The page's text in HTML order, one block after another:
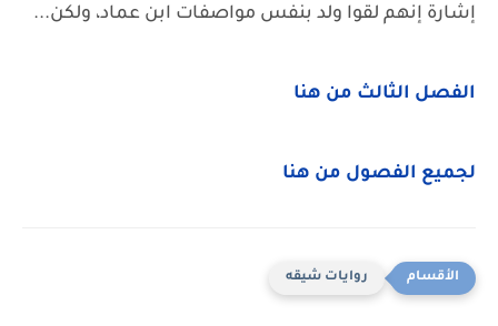
إشارة إنهم لقوا ولد بنفس مواصفات ابن عماد، ولكن...
الفصل الثالث من هنا
لجميع الفصول من هنا
روايات شيقه